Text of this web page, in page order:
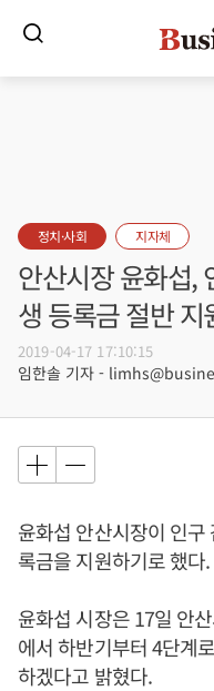
정치·사회 지자체
안산시장 윤화섭,
생 등록금 절반 지
2019-04-17 17:10:15
임한솔 기자 -
윤화섭 안산시장이 인
록금을 지원하기로 했다.
윤화섭 시장은 17일 안
에서 하반기부터 4단계
하겠다고 밝혔다.